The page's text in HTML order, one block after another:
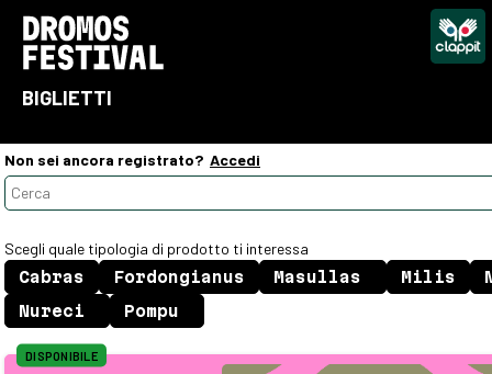
BIGLIETTI
Non sei ancora registrato? Accedi
Scegli quale tipologia di prodotto ti interessa
DISPONIBILE